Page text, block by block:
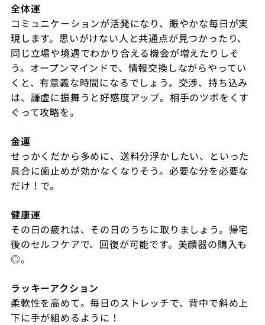
全体運
コミュニケーションが活発になり、賑やかな毎日が実
現します。思いがけない人と共通点が見つかったり、
同じ立場や境遇でわかり合える機会が増えたりしそ
う。オープンマインドで、情報交換しながらやってい
くと、有意義な時間になるでしょう。交渉、持ち込み
は、謙虚に振舞うと好感度アップ。相手のツボをくす
ぐって攻略を。
金運
せっかくだから多めに、送料分浮かしたい、といった
具合に歯止めが効かなくなりそう。必要な分を必要な
だけ！で。
健康運
その日の疲れは、その日のうちに取りましょう。帰宅
後のセルフケアで、回復が可能です。美顔器の購入も
◎。
ラッキーアクション
柔軟性を高めて。毎日のストレッチで、背中で斜め上
下に手が組めるように！